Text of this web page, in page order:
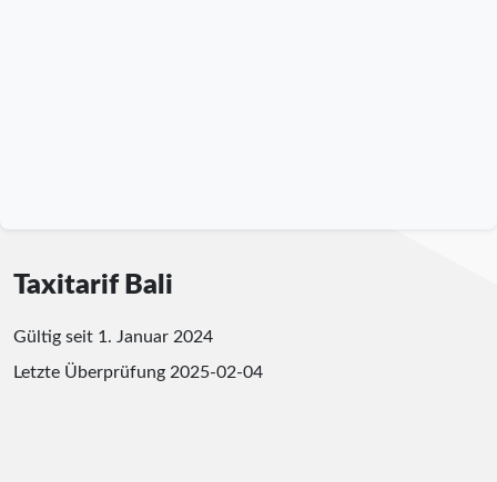
Taxitarif Bali
Gültig seit 1. Januar 2024
Letzte Überprüfung 2025-02-04